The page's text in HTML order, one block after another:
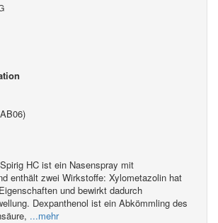
HC ist ein Nasenspray mit
enthält zwei Wirkstoffe: Xylometazolin hat
und bewirkt dadurch
Dexpanthenol ist ein Abkömmling des
...mehr